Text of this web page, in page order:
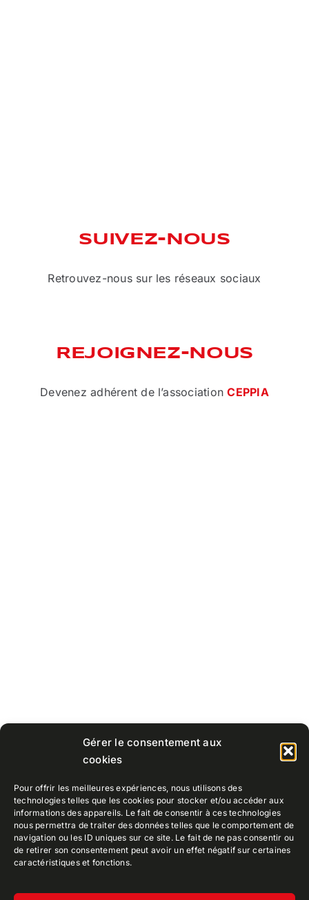
Gérer le consentement aux
cookies
Pour offrir les meilleures expériences, nous utilisons des
technologies telles que les cookies pour stocker et/ou accéder aux
informations des appareils. Le fait de consentir à ces technologies
nous permettra de traiter des données telles que le comportement de
navigation ou les ID uniques sur ce site. Le fait de ne pas consentir ou
de retirer son consentement peut avoir un effet négatif sur certaines
caractéristiques et fonctions.
SUIVEZ-NOUS
Retrouvez-nous sur les réseaux sociaux
REJOIGNEZ-NOUS
Devenez adhérent de l’associationCEPPIA